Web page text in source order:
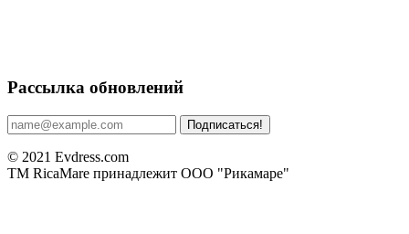
Рассылка обновлений
Подписаться!
© 2021 Evdress.com
ТМ RicaMare принадлежит ООО "Рикамаре"